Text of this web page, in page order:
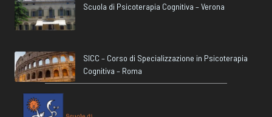
Scuola di Psicoterapia Cognitiva – Verona
SICC – Corso di Specializzazione in Psicoterapia
Cognitiva – Roma